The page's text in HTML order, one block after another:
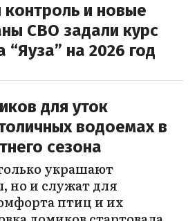
и новые
СВО задали курс
“Яуза” на 2026 год
для уток
водоемах в
сезона
украшают
но и служат для
птиц и их